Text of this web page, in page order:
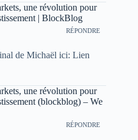
une révolution pour
| BlockBlog
RÉPONDRE
de Michaël ici: Lien
une révolution pour
(blockblog) – We
RÉPONDRE